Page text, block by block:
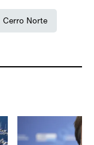
Cerro Norte